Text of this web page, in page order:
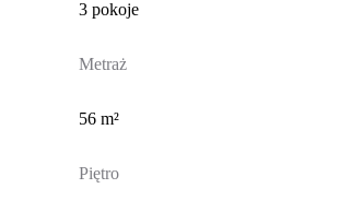
3 pokoje
Metraż
56 m²
Piętro